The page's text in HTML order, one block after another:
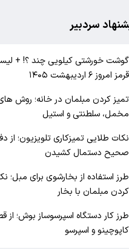
سردبیر
گوشت خورشتی کیلویی چند ؟! +
قرمز امروز ۶ اردیبهشت ۱۴۰۵
تمیز کردن مبلمان در خانه؛ روش
مخمل، سلطنتی و استیل
نکات طلایی تمیزکاری تلویزیون؛ از
صحیح دستمال کشیدن
طرز استفاده از بخارشوی برای مبل؛
کردن مبلمان با بخار
طرز کار دستگاه اسپرسوساز بوش؛ از
کاپوچینو و اسپرسو